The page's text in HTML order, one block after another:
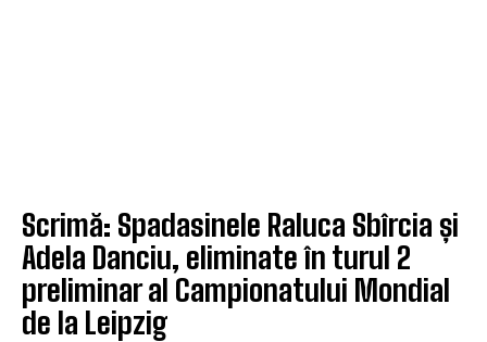
Scrimă: Spadasinele Raluca Sbîrcia și
Adela Danciu, eliminate în turul 2
preliminar al Campionatului Mondial
de la Leipzig